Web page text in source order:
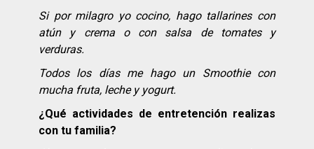
Si por milagro yo cocino, hago tallarines con
atún y crema o con salsa de tomates y
verduras.
Todos los días me hago un Smoothie con
mucha fruta, leche y yogurt.
¿Qué actividades de entretención realizas
con tu familia?